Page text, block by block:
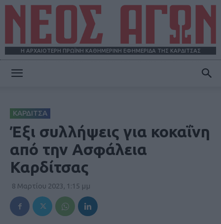
Η ΑΡΧΑΙΟΤΕΡΗ ΠΡΩΪΝΗ ΚΑΘΗΜΕΡΙΝΗ ΕΦΗΜΕΡΙΔΑ ΤΗΣ ΚΑΡΔΙΤΣΑΣ
ΚΑΡΔΙΤΣΑ
Έξι συλλήψεις για κοκαΐνη
από την Ασφάλεια
Καρδίτσας
8 Μαρτίου 2023, 1:15 μμ